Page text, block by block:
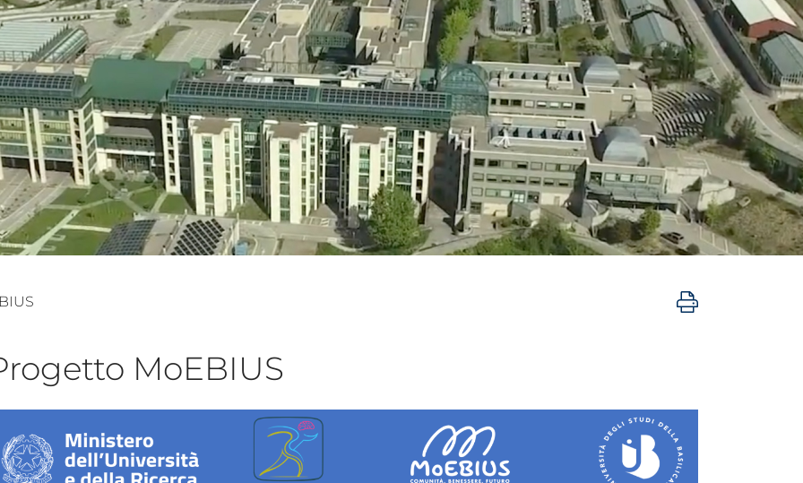
MoEBIUS